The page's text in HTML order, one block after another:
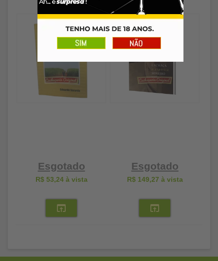
Esgotado
R$ 53,24à vista
Esgotado
R$ 149,27 à vista